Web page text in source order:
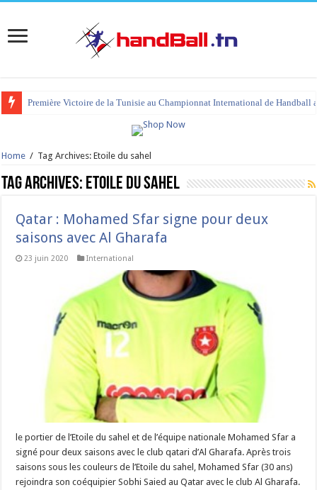
Première Victoire de la Tunisie au Championnat International de Handball
tournoi international Hammamet 2023 : programme et liste des joueurs
Home / Tag Archives: Etoile du sahel
Tag Archives: Etoile du sahel
Qatar : Mohamed Sfar signe pour deux
saisons avec Al Gharafa
23 juin 2020 International
le portier de l’Etoile du sahel et de l’équipe nationale Mohamed Sfar a
signé pour deux saisons avec le club qatari d’Al Gharafa. Après trois
saisons sous les couleurs de l’Etoile du sahel, Mohamed Sfar (30 ans)
rejoindra son coéquipier Sobhi Saied au Qatar avec le club Al Gharafa.